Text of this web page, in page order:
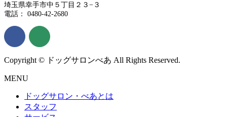
埼玉県幸手市中５丁目２３−３
電話： 0480-42-2680
Copyright © ドッグサロンべあ All Rights Reserved.
MENU
ドッグサロン・べあとは
スタッフ